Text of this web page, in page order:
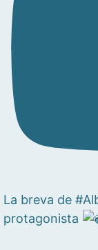
La breva de
protagonista